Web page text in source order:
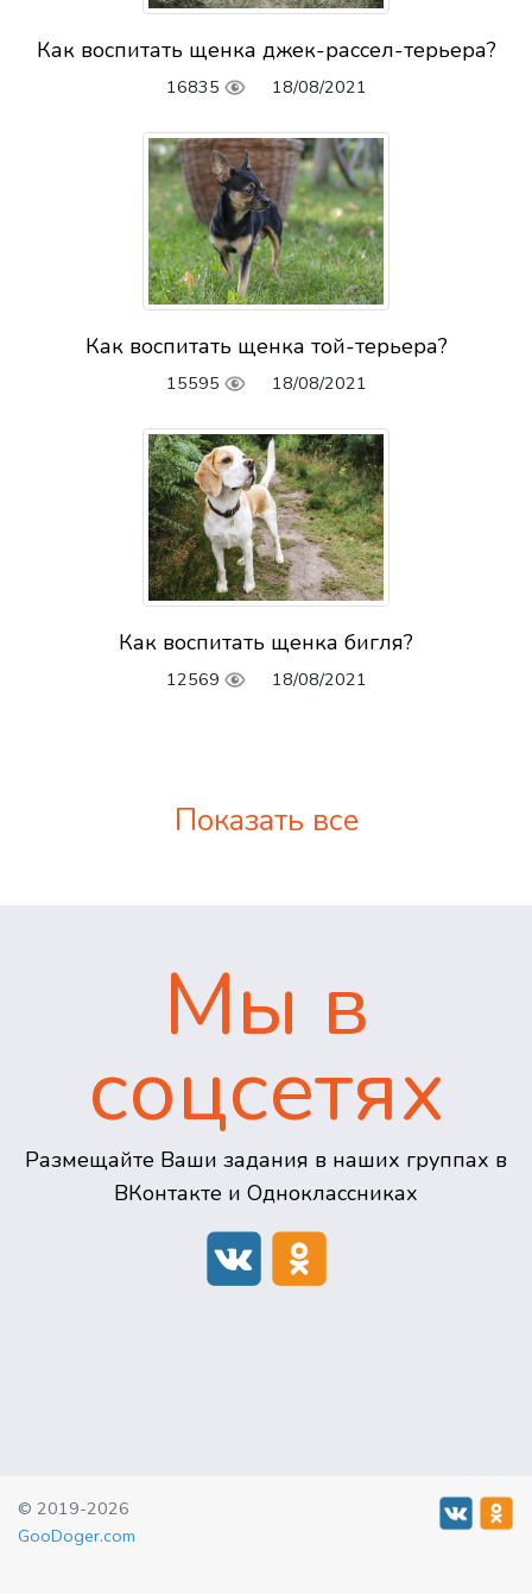
Как воспитать щенка джек-рассел-терьера?
16835 18/08/2021
Как воспитать щенка той-терьера?
15595 18/08/2021
Как воспитать щенка бигля?
12569 18/08/2021
Показать все
Мы в
соцсетях
Размещайте Ваши задания в наших группах в
ВКонтакте и Одноклассниках
© 2019-2026
GooDoger.com